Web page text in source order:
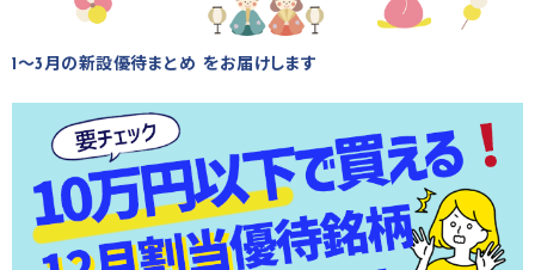
1～3月の新設優待まとめ をお届けします